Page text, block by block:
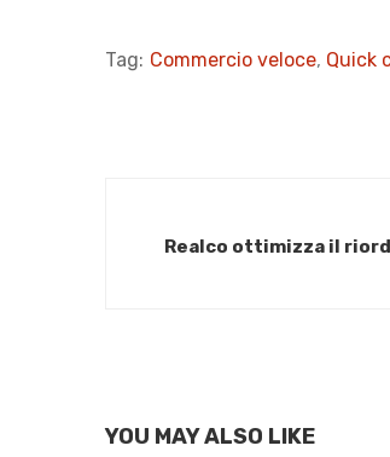
Tag: Commercio veloce, Quick
Realco ottimizza il
YOU MAY ALSO LIKE